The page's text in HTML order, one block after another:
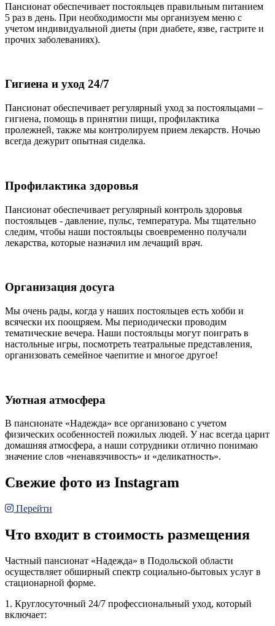
Пансионат обеспечивает постояльцев правильным питанием
5 раз в день. При необходимости мы организуем меню с
учетом индивидуальной диеты (при диабете, язве, гастрите и
прочих заболеваниях).
Гигиена и уход 24/7
Пансионат обеспечивает регулярный уход за постояльцами –
гигиена, помощь в принятии пищи, профилактика
пролежней, также мы контролируем прием лекарств. Ночью
всегда дежурит опытная сиделка.
Профилактика здоровья
Пансионат обеспечивает регулярный контроль здоровья
постояльцев - давление, пульс, температура. Мы тщательно
следим, чтобы наши постояльцы своевременно получали
лекарства, которые назначил им лечащий врач.
Организация досуга
Мы очень рады, когда у наших постояльцев есть хобби и
всячески их поощряем. Мы периодически проводим
тематические вечера. Наши постояльцы могут поиграть в
настольные игры, посмотреть театральные представления,
организовать семейное чаепитие и многое другое!
Уютная атмосфера
В пансионате «Надежда» все организовано с учетом
физических особенностей пожилых людей. У нас всегда царит
домашняя атмосфера, а наши сотрудники отлично понимаю
значение слов «ненавязчивость» и «деликатность».
Свежие фото из Instagram
Перейти
Что входит в стоимость размещения
Частный пансионат «Надежда» в Подольской области
осуществляет обширный спектр социально-бытовых услуг в
стационарной форме.
1. Круглосуточный 24/7 профессиональный уход, который
включает: